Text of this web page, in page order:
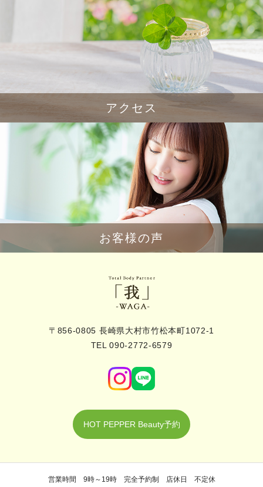
アクセス
お客様の声
〒856-0805 長崎県大村市竹松本町1072-1
TEL 090-2772-6579
HOT PEPPER Beauty予約
営業時間 9時～19時 完全予約制 店休日 不定休